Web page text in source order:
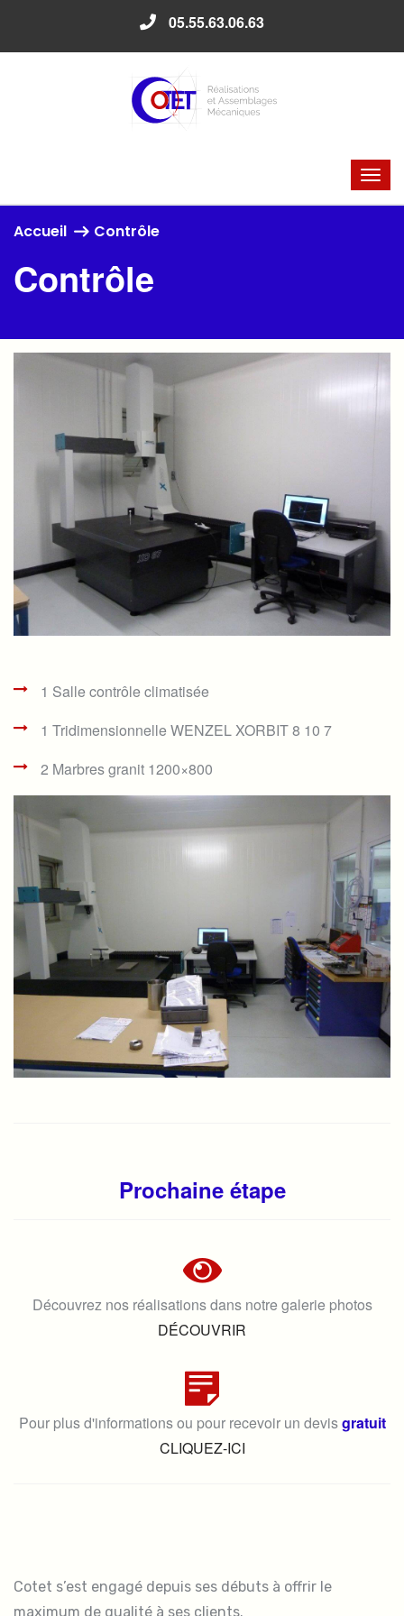
05.55.63.06.63
Accueil Contrôle
Contrôle
1 Salle contrôle climatisée
1 Tridimensionnelle WENZEL XORBIT 8 10 7
2 Marbres granit 1200×800
Prochaine étape
Découvrez nos réalisations dans notre galerie photos
DÉCOUVRIR
Pour plus d'informations ou pour recevoir un devisgratuit
CLIQUEZ-ICI
Cotet s’est engagé depuis ses débuts à offrir le
maximum de qualité à ses clients.